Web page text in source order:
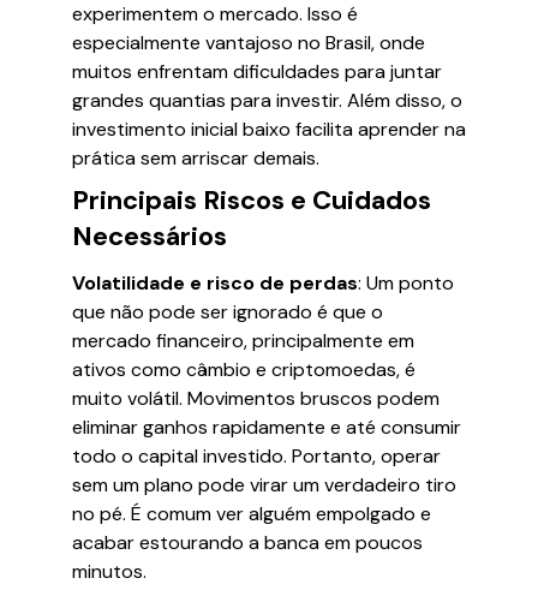
experimentem o mercado. Isso é
especialmente vantajoso no Brasil, onde
muitos enfrentam dificuldades para juntar
grandes quantias para investir. Além disso, o
investimento inicial baixo facilita aprender na
prática sem arriscar demais.
Principais Riscos e Cuidados
Necessários
Volatilidade e risco de perdas: Um ponto
que não pode ser ignorado é que o
mercado financeiro, principalmente em
ativos como câmbio e criptomoedas, é
muito volátil. Movimentos bruscos podem
eliminar ganhos rapidamente e até consumir
todo o capital investido. Portanto, operar
sem um plano pode virar um verdadeiro tiro
no pé. É comum ver alguém empolgado e
acabar estourando a banca em poucos
minutos.